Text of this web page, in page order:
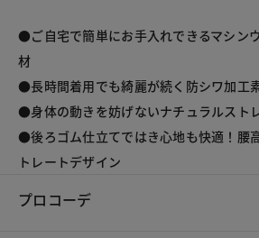
●ご自宅で簡単にお手入れできるマシン
材
●長時間着用でも綺麗が続く防シワ加工
●身体の動きを妨げないナチュラルスト
●後ろゴム仕立てではき心地も快適！腰
トレートデザイン
プロコーデ